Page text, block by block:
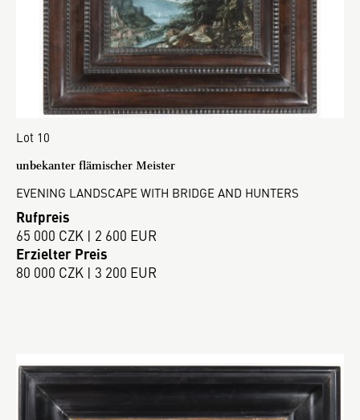
Lot 10
unbekanter flämischer Meister
EVENING LANDSCAPE WITH BRIDGE AND HUNTERS
Rufpreis
65 000 CZK | 2 600 EUR
Erzielter Preis
80 000 CZK | 3 200 EUR